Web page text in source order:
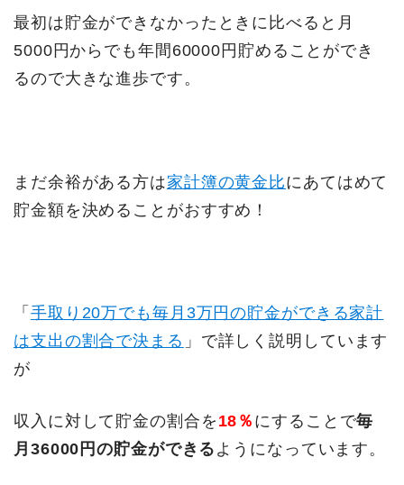
最初は貯金ができなかったときに比べると月
5000円からでも年間60000円貯めることができ
るので大きな進歩です。
まだ余裕がある方は家計簿の黄金比にあてはめて
貯金額を決めることがおすすめ！
「 手取り20万でも毎月3万円の貯金ができる家計
は支出の割合で決まる 」で詳しく説明しています
が
収入に対して貯金の割合を 18％ にすることで毎
月36000円の貯金ができる ようになっています。